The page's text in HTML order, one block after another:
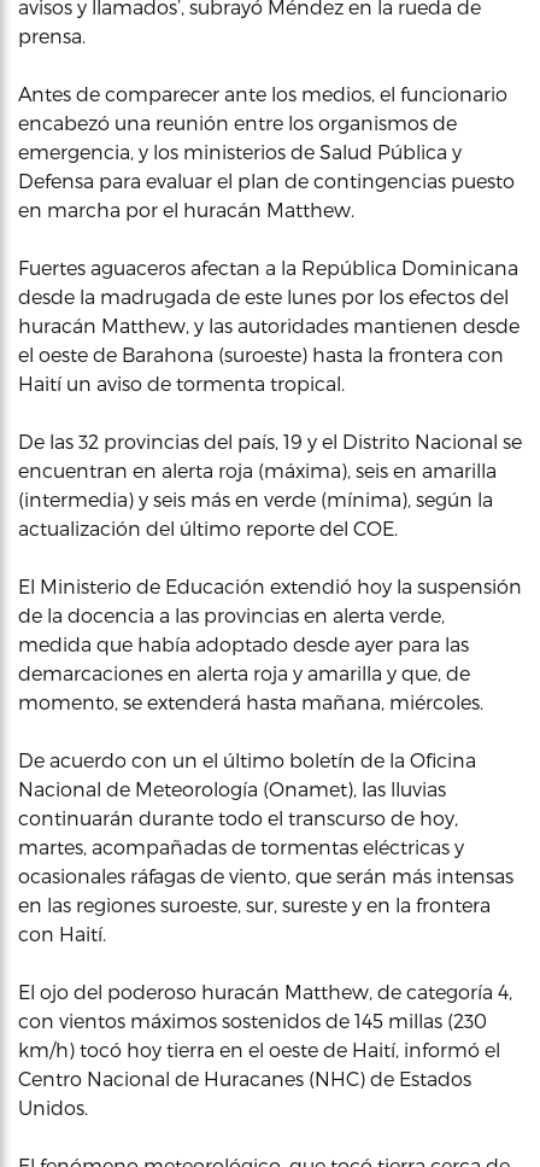
avisos y llamados’, subrayó Méndez en la rueda de
prensa.
Antes de comparecer ante los medios, el funcionario
encabezó una reunión entre los organismos de
emergencia, y los ministerios de Salud Pública y
Defensa para evaluar el plan de contingencias puesto
en marcha por el huracán Matthew.
Fuertes aguaceros afectan a la República Dominicana
desde la madrugada de este lunes por los efectos del
huracán Matthew, y las autoridades mantienen desde
el oeste de Barahona (suroeste) hasta la frontera con
Haití un aviso de tormenta tropical.
De las 32 provincias del país, 19 y el Distrito Nacional se
encuentran en alerta roja (máxima), seis en amarilla
(intermedia) y seis más en verde (mínima), según la
actualización del último reporte del COE.
El Ministerio de Educación extendió hoy la suspensión
de la docencia a las provincias en alerta verde,
medida que había adoptado desde ayer para las
demarcaciones en alerta roja y amarilla y que, de
momento, se extenderá hasta mañana, miércoles.
De acuerdo con un el último boletín de la Oficina
Nacional de Meteorología (Onamet), las lluvias
continuarán durante todo el transcurso de hoy,
martes, acompañadas de tormentas eléctricas y
ocasionales ráfagas de viento, que serán más intensas
en las regiones suroeste, sur, sureste y en la frontera
con Haití.
El ojo del poderoso huracán Matthew, de categoría 4,
con vientos máximos sostenidos de 145 millas (230
km/h) tocó hoy tierra en el oeste de Haití, informó el
Centro Nacional de Huracanes (NHC) de Estados
Unidos.